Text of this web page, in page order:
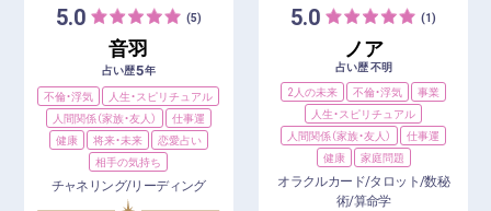
5.0 (5)
音羽
占い歴5年
不倫・浮気
人生・スピリチュアル
人間関係（家族・友人）
仕事運
健康
将来・未来
恋愛占い
相手の気持ち
チャネリング/リーディング
5.0 (1)
ノア
占い歴 不明
2人の未来
不倫・浮気
事業
人生・スピリチュアル
人間関係（家族・友人）
仕事運
健康
家庭問題
オラクルカード/タロット/数秘
術/算命学